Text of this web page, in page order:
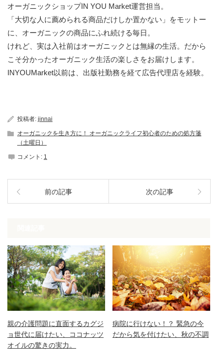
オーガニックショップIN YOU Market運営担当。
「大切な人に薦められる商品だけしか置かない」をモットー
に、オーガニックの商品にふれ続ける毎日。
けれど、実は入社前はオーガニックとは無縁の生活。だから
こそ分かったオーガニック生活の楽しさをお届けします。
INYOUMarket以前は、出版社勤務を経て広告代理店を経験。
投稿者: jinnai
オーガニックを生き方に！ オーガニックライフ初心者のための処方箋
（土曜日）
コメント: 1
前の記事 次の記事
親の介護問題に直面するカグジ
ョ世代に届けたい、ココナッツ
オイルの驚きの実力。
病院に行けない！？ 緊急の今
だから気を付けたい、秋の不調